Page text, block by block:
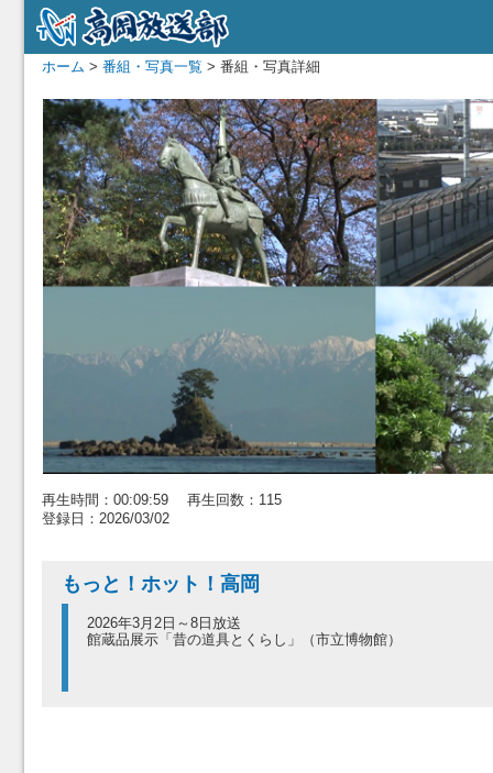
ホーム > 番組・写真一覧 > 番組・写真詳細
再生時間：00:09:59 再生回数：115
登録日：2026/03/02
もっと！ホット！高岡
2026年3月2日～8日放送
館蔵品展示「昔の道具とくらし」（市立博物館）